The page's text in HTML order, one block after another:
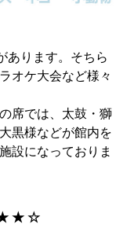
あります。そちら
オケ大会など様々
席では、太鼓・獅
黒様などが館内を
設になっておりま
★ ★ ☆